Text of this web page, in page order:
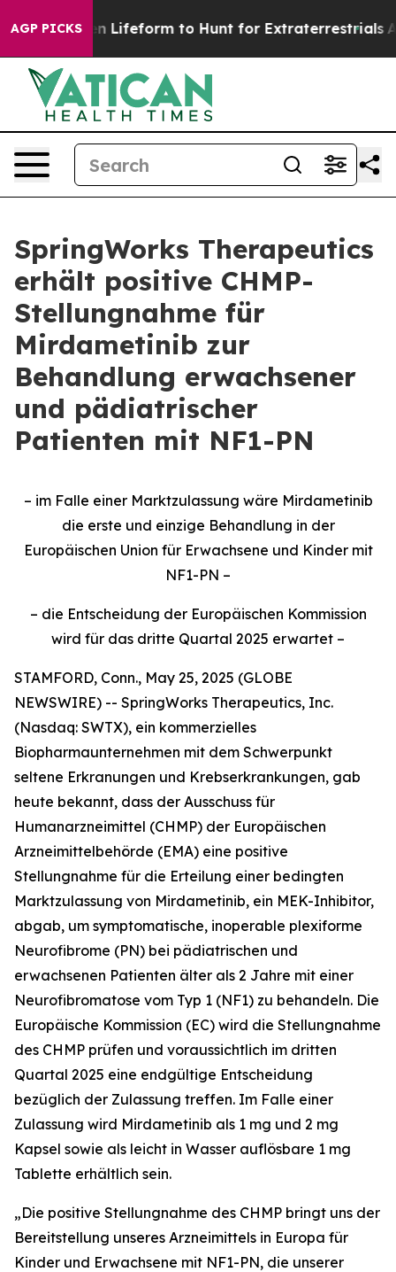
AGP PICKS
Lifeform to Hunt for Extraterrestrials About
SpringWorks Therapeutics
erhält positive CHMP-
Stellungnahme für
Mirdametinib zur
Behandlung erwachsener
und pädiatrischer
Patienten mit NF1-PN
– im Falle einer Marktzulassung wäre Mirdametinib
die erste und einzige Behandlung in der
Europäischen Union für Erwachsene und Kinder mit
NF1-PN –
– die Entscheidung der Europäischen Kommission
wird für das dritte Quartal 2025 erwartet –
STAMFORD, Conn., May 25, 2025 (GLOBE
NEWSWIRE) -- SpringWorks Therapeutics, Inc.
(Nasdaq: SWTX), ein kommerzielles
Biopharmaunternehmen mit dem Schwerpunkt
seltene Erkranungen und Krebserkrankungen, gab
heute bekannt, dass der Ausschuss für
Humanarzneimittel (CHMP) der Europäischen
Arzneimittelbehörde (EMA) eine positive
Stellungnahme für die Erteilung einer bedingten
Marktzulassung von Mirdametinib, ein MEK-Inhibitor,
abgab, um symptomatische, inoperable plexiforme
Neurofibrome (PN) bei pädiatrischen und
erwachsenen Patienten älter als 2 Jahre mit einer
Neurofibromatose vom Typ 1 (NF1) zu behandeln. Die
Europäische Kommission (EC) wird die Stellungnahme
des CHMP prüfen und voraussichtlich im dritten
Quartal 2025 eine endgültige Entscheidung
bezüglich der Zulassung treffen. Im Falle einer
Zulassung wird Mirdametinib als 1 mg und 2 mg
Kapsel sowie als leicht in Wasser auflösbare 1 mg
Tablette erhältlich sein.
„Die positive Stellungnahme des CHMP bringt uns der
Bereitstellung unseres Arzneimittels in Europa für
Kinder und Erwachsene mit NF1-PN, die unserer